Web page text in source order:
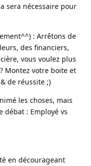
sera nécessaire pour
: Arrêtons de
des financiers,
vous voulez plus
Montez votre boite et
de réussite ;)
les choses, mais
: Employé vs
en décourageant